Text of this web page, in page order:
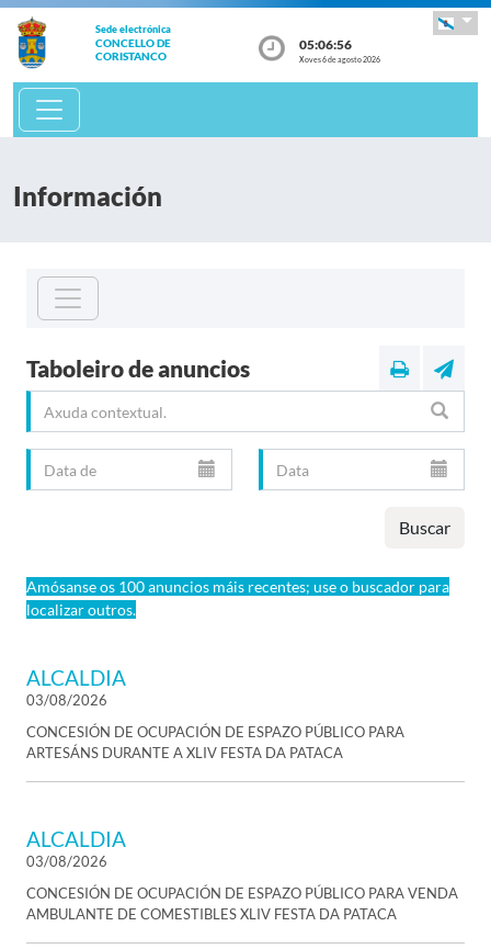
Sede electrónica
CONCELLO DE
CORISTANCO
05:06:56
Xoves 6 de agosto 2026
Información
Taboleiro de anuncios
Buscar
Amósanse os 100 anuncios máis recentes; use o buscador para
localizar outros.
ALCALDIA
03/08/2026
CONCESIÓN DE OCUPACIÓN DE ESPAZO PÚBLICO PARA
ARTESÁNS DURANTE A XLIV FESTA DA PATACA
ALCALDIA
03/08/2026
CONCESIÓN DE OCUPACIÓN DE ESPAZO PÚBLICO PARA VENDA
AMBULANTE DE COMESTIBLES XLIV FESTA DA PATACA